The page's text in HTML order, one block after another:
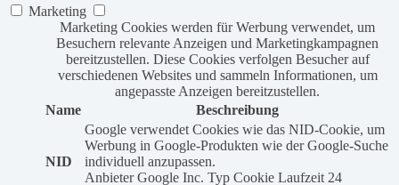
Marketing
Marketing Cookies werden für Werbung verwendet, um
Besuchern relevante Anzeigen und Marketingkampagnen
bereitzustellen. Diese Cookies verfolgen Besucher auf
verschiedenen Websites und sammeln Informationen, um
angepasste Anzeigen bereitzustellen.
Name
Beschreibung
NID
Google verwendet Cookies wie das NID-Cookie, um
Werbung in Google-Produkten wie der Google-Suche
individuell anzupassen.
Anbieter Google Inc. Typ Cookie Laufzeit 24